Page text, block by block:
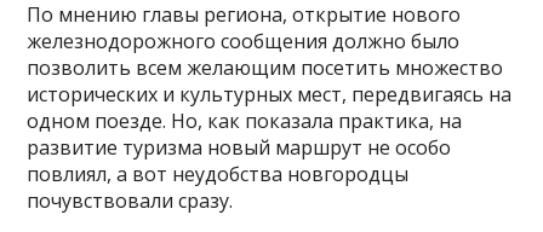
По мнению главы региона, открытие нового
железнодорожного сообщения должно было
позволить всем желающим посетить множество
исторических и культурных мест, передвигаясь на
одном поезде. Но, как показала практика, на
развитие туризма новый маршрут не особо
повлиял, а вот неудобства новгородцы
почувствовали сразу.